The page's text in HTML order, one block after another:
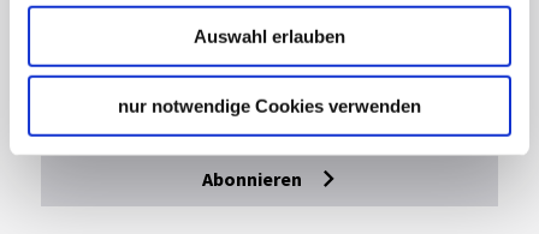
Auswahl erlauben
nur notwendige Cookies verwenden
Mit unserem Newsletter bleiben Sie zu Events,
Highlights und aktuellen Angeboten in
Stuttgart und Region immer up-to-date.
Abonnieren